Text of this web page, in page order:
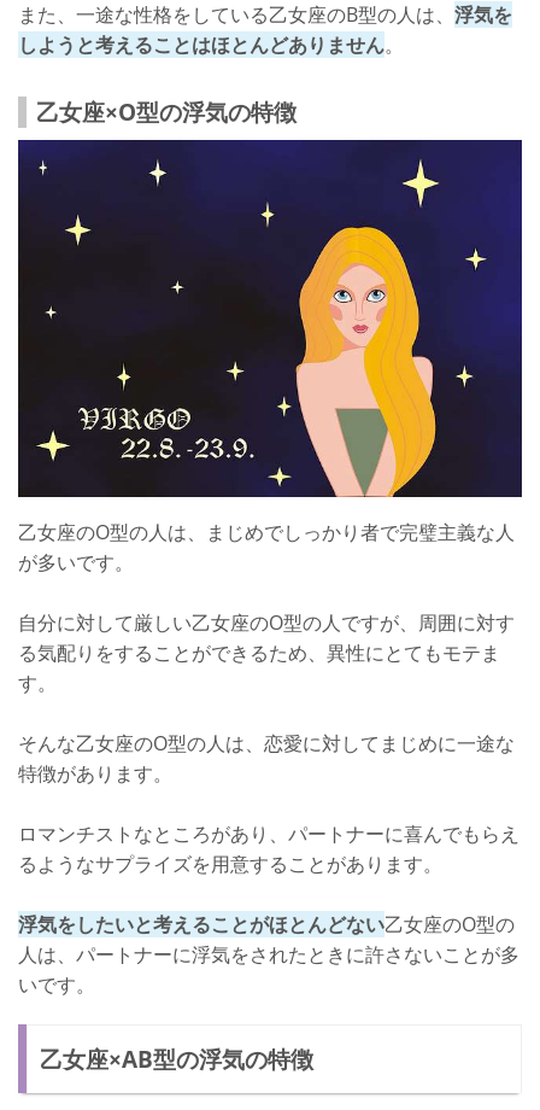
また、一途な性格をしている乙女座のB型の人は、 浮気を
しようと考えることはほとんどありません。
乙女座×O型の浮気の特徴
乙女座のO型の人は、まじめでしっかり者で完璧主義な人
が多いです。
自分に対して厳しい乙女座のO型の人ですが、周囲に対す
る気配りをすることができるため、異性にとてもモテま
す。
そんな乙女座のO型の人は、恋愛に対してまじめに一途な
特徴があります。
ロマンチストなところがあり、パートナーに喜んでもらえ
るようなサプライズを用意することがあります。
浮気をしたいと考えることがほとんどない乙女座のO型の
人は、パートナーに浮気をされたときに許さないことが多
いです。
乙女座×AB型の浮気の特徴